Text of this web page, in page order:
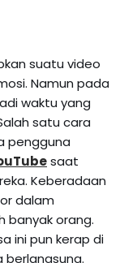
suatu video
Namun pada
waktu yang
satu cara
pengguna
saat
Keberadaan
dalam
banyak orang.
ini pun kerap di